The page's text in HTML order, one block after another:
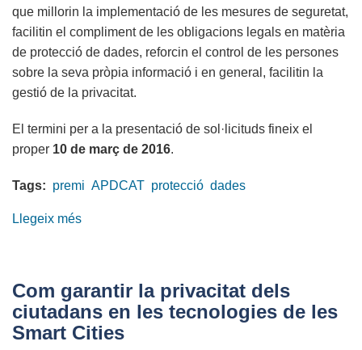
que millorin la implementació de les mesures de seguretat,
facilitin el compliment de les obligacions legals en matèria
de protecció de dades, reforcin el control de les persones
sobre la seva pròpia informació i en general, facilitin la
gestió de la privacitat.
El termini per a la presentació de sol·licituds fineix el
proper 10 de març de 2016.
Tags: premi APDCAT protecció dades
Llegeix més
Premi
Protecció
de
Com garantir la privacitat dels
ciutadans en les tecnologies de les
Smart Cities